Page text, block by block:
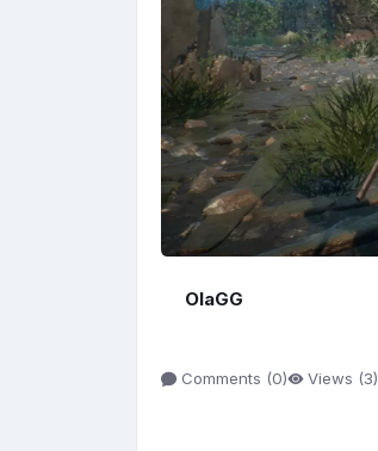
OlaGG
Comments (0) Views (3)